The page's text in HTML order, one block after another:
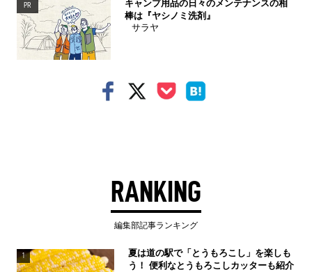
PR
キャンプ用品の日々のメンテナンスの相
棒は『ヤシノミ洗剤』
サラヤ
RANKING
編集部記事ランキング
1
夏は道の駅で「とうもろこし」を楽しも
う！ 便利なとうもろこしカッターも紹介